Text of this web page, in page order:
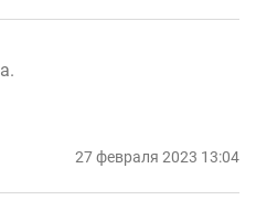
27 февраля 2023 13:04